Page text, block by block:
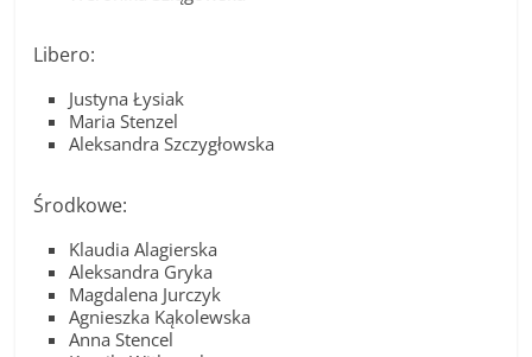
Libero:
Justyna Łysiak
Maria Stenzel
Aleksandra Szczygłowska
Środkowe:
Klaudia Alagierska
Aleksandra Gryka
Magdalena Jurczyk
Agnieszka Kąkolewska
Anna Stencel